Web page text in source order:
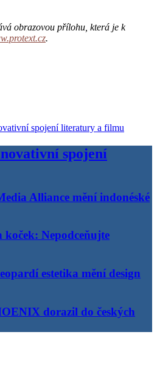
obrazovou přílohu, která je k
.
spojení
Alliance mění indonéské
Nepodceňujte
estetika mění design
dorazil do českých